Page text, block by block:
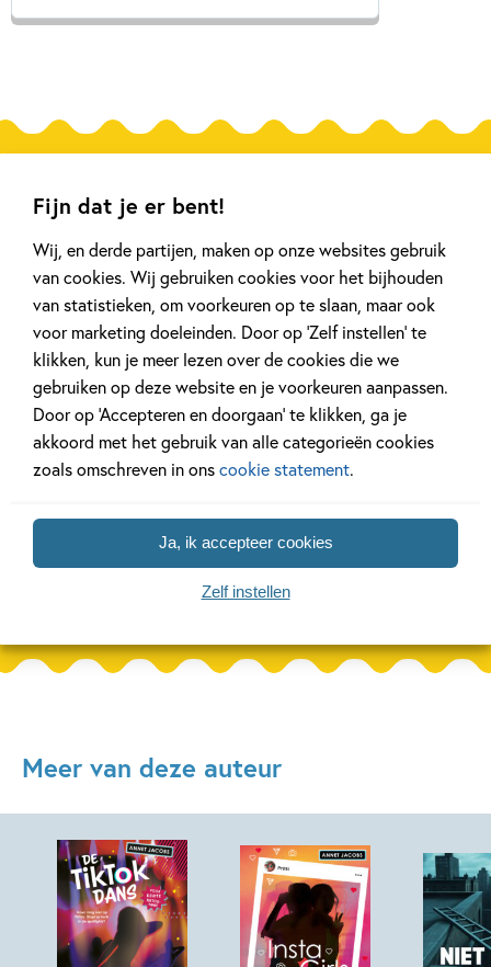
Fijn dat je er bent!
Wij, en derde partijen, maken op onze websites gebruik
van cookies. Wij gebruiken cookies voor het bijhouden
van statistieken, om voorkeuren op te slaan, maar ook
voor marketing doeleinden. Door op ‘Zelf instellen’ te
klikken, kun je meer lezen over de cookies die we
gebruiken op deze website en je voorkeuren aanpassen.
Door op ‘Accepteren en doorgaan’ te klikken, ga je
akkoord met het gebruik van alle categorieën cookies
zoals omschreven in onscookie statement.
Ja, ik accepteer cookies
Zelf instellen
20 APRIL 2026
Oplossing ‘De schaduwroof’
puzzel!
Achtergrond
Lees meer
27 FEBRUARI 2026
Ons
regent ganzen’
Kinderpanel
Lees meer
Meer van deze auteur